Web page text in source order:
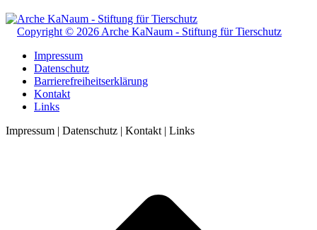
Copyright © 2026 Arche KaNaum - Stiftung für Tierschutz
Impressum
Datenschutz
Barrierefreiheitserklärung
Kontakt
Links
Impressum | Datenschutz | Kontakt | Links